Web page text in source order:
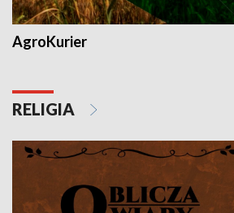
AgroKurier
RELIGIA